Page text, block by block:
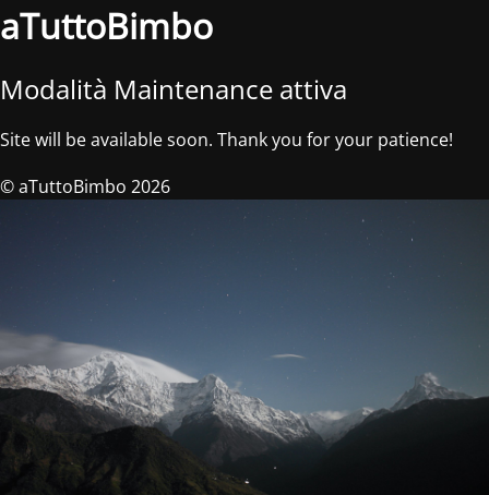
aTuttoBimbo
Modalità Maintenance attiva
Site will be available soon. Thank you for your patience!
© aTuttoBimbo 2026